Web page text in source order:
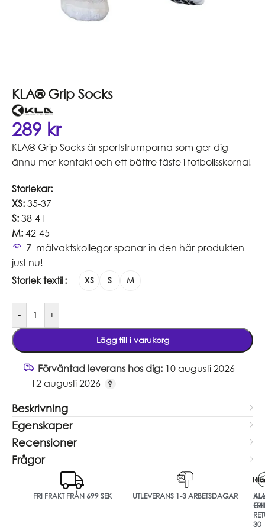
KLA® Grip Socks
289 kr
KLA® Grip Socks är sportstrumporna som ger dig
ännu mer kontakt och ett bättre fäste i fotbollsskorna!
Storlekar:
XS: 35-37
S: 38-41
M: 42-45
7 målvaktskollegor spanar in den här produkten
just nu!
Storlek textil
XS S M
- +
Lägg till i varukorg
Förväntad leverans hos dig: 10 augusti 2026
– 12 augusti 2026
Beskrivning
Egenskaper
Recensioner
Frågor
FRI FRAKT FRÅN 699 SEK UTLEVERANS 1-3 ARBETSDAGAR
FRI
30